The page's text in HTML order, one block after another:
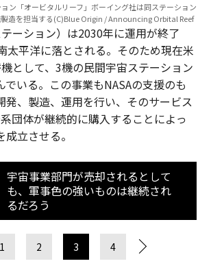
ン「オービタルリーフ」ボーイング社は同ステーション
造を担当する(C)Blue Origin / Announcing Orbital Reef
ーション）は2030年に運用が終了
太平洋に落とされる。そのため現在米
として、3機の民間宇宙ステーション
でいる。この事業もNASAの支援のも
発、製造、運用を行い、そのサービス
団体が継続的に購入することによっ
立させる。
宇宙事業部門が売却されるとして
も、軍事色の強いものは継続され
るだろう
1 2 3 4